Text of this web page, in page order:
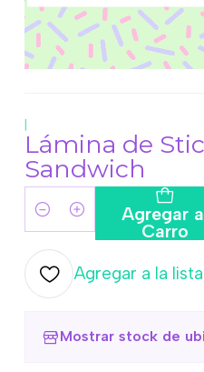
|
Lámina de
Sandwich
Cantidad Agregar
Carro
Agregar a la
Mostrar stock de